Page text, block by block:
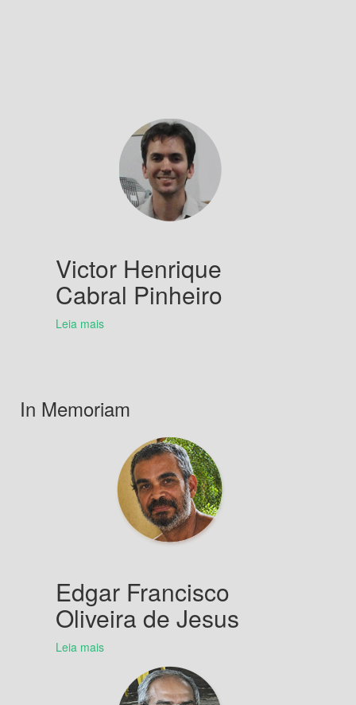
In Memoriam
Edgar Francisco
Oliveira de Jesus
Leia mais
Victor Henrique
Cabral Pinheiro
Leia mais